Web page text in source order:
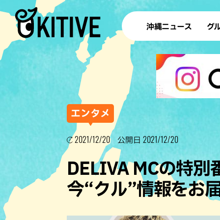
沖縄ニュース グ
ラ
テイ
すし
ステー
その他
エンタメ
2021/12/20 公開日 2021/12/20
DELIVA MCの特別
今“クル”情報をお